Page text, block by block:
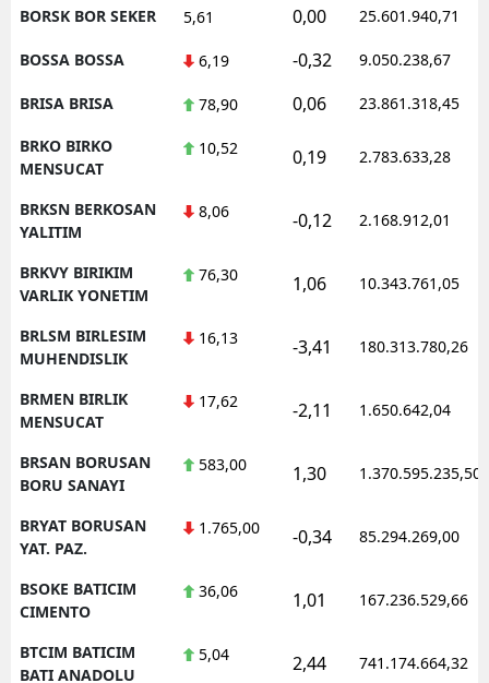
BORSK BOR SEKER 5,61 0,00 25.601.940,71
BOSSA BOSSA 6,19 -0,32 9.050.238,67
BRISA BRISA 78,90 0,06 23.861.318,45
BRKO BIRKO
MENSUCAT
10,52 0,19 2.783.633,28
BRKSN BERKOSAN
YALITIM
8,06 -0,12 2.168.912,01
BRKVY BIRIKIM
VARLIK YONETIM
76,30 1,06 10.343.761,05
BRLSM BIRLESIM
MUHENDISLIK
16,13 -3,41 180.313.780,26
BRMEN BIRLIK
MENSUCAT
17,62 -2,11 1.650.642,04
BRSAN BORUSAN
BORU SANAYI
583,00 1,30 1.370.595.235,50
BRYAT BORUSAN
YAT. PAZ.
1.765,00 -0,34 85.294.269,00
BSOKE BATICIM
CIMENTO
36,06 1,01 167.236.529,66
BTCIM BATICIM
BATI ANADOLU
5,04 2,44 741.174.664,32